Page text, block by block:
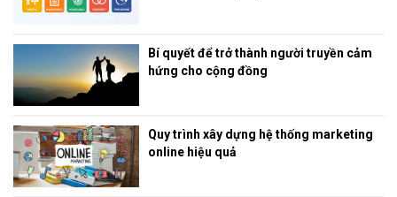
Bí quyết để trở thành người truyền cảm
hứng cho cộng đồng
Quy trình xây dựng hệ thống marketing
online hiệu quả